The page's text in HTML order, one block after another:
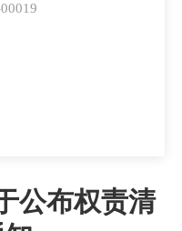
公布权责清